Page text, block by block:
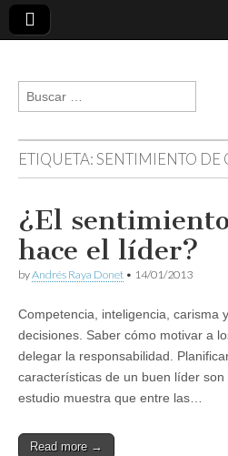
gestión de
personas,
talento e
Buscar:
ETIQUETA:SENTIMIENTO DE
¿El
hace el líder?
byAndrés Raya Donet • 14/01/2013
Competencia, inteligencia, carisma
decisiones. Saber cómo motivar a
delegar la responsabilidad.
características de un buen líder
estudio muestra que entre las…
Read more →